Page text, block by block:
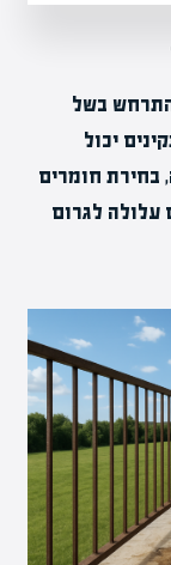
בשל
יכול
בחירת חומרים
עלולה לגרום